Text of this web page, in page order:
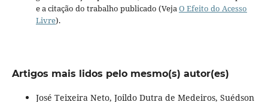
e a citação do trabalho publicado (VejaO Efeito do Acesso
Livre).
Artigos mais lidos pelo mesmo(s) autor(es)
José Teixeira Neto, Joildo Dutra de Medeiros, Suédson